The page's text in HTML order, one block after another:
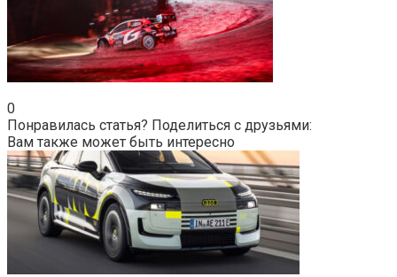
0
Понравилась статья? Поделиться с друзьями:
Вам также может быть интересно